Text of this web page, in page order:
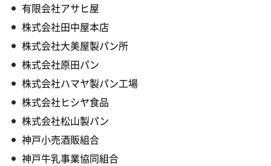
有限会社アサヒ屋
株式会社田中屋本店
株式会社大美屋製パン所
株式会社原田パン
株式会社ハマヤ製パン工場
株式会社ヒシヤ食品
株式会社松山製パン
神戸小売酒販組合
神戸牛乳事業協同組合